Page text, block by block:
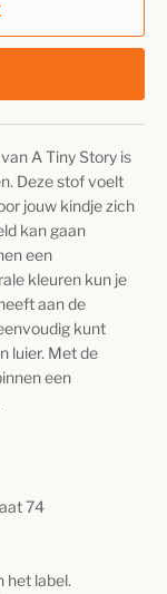
A Tiny Story is
Deze stof voelt
jouw kindje zich
kan gaan
een
kleuren kun je
aan de
kunt
luier. Met de
een
74
het label.